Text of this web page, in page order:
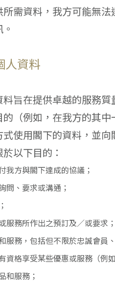
需資料，我方可能無
人資料
料旨在提供卓越的服務
的（例如，在我方的其
式使用閣下的資料，並
以下目的：
我方與閣下達成的協議；
問、要求或溝通；
服務所作出之預訂及／或要求；
服務，包括但不限於忠誠會員
資格享受某些優惠或服務（例
和服務；